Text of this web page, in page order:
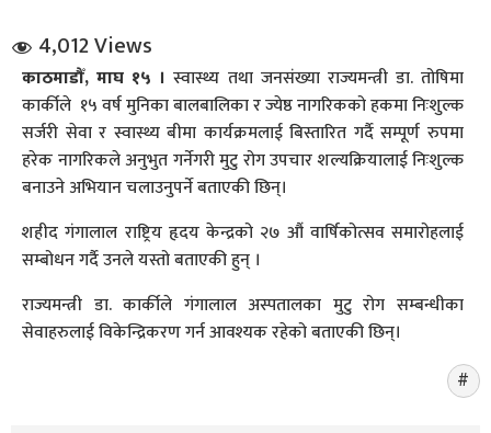
संवाद
4,012 Views
काठमाडौँ, माघ १५ ।स्वास्थ्य तथा जनसंख्या राज्यमन्त्री डा. तोषिमा
कार्कीले १५ वर्ष मुनिका बालबालिका र ज्येष्ठ नागरिकको हकमा निःशुल्क
सर्जरी सेवा र स्वास्थ्य बीमा कार्यक्रमलाई बिस्तारित गर्दै सम्पूर्ण रुपमा
हरेक नागरिकले अनुभुत गर्नेगरी मुटु रोग उपचार शल्यक्रियालाई निःशुल्क
बनाउने अभियान चलाउनुपर्ने बताएकी छिन्।
शहीद गंगालाल राष्ट्रिय हृदय केन्द्रको २७ औं वार्षिकोत्सव समारोहलाई
सम्बोधन गर्दै उनले यस्तो बताएकी हुन् ।
राज्यमन्त्री डा. कार्कीले गंगालाल अस्पतालका मुटु रोग सम्बन्धीका
सेवाहरुलाई विकेन्द्रिकरण गर्न आवश्यक रहेको बताएकी छिन्।